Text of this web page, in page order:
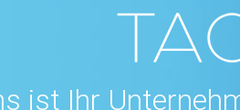
ist Ihr